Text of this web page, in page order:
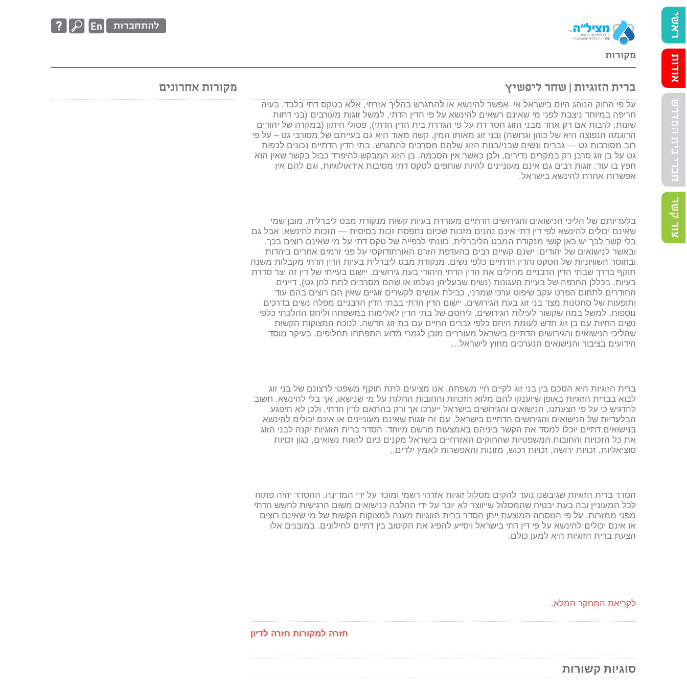
ראשי
אודות
חברי בית המדרש
צור קשר
להתחברות
מקורות
ברית הזוגיות | שחר ליפשיץ
על פי החוק הנוהג היום בישראל אי–אפשר להינשא או להתגרש בהליך אזרחי, אלא בטקס דתי בלבד. בעיה
חריפה במיוחד ניצבת לפני מי שאינם רשאים להינשא על פי הדין הדתי, למשל זוגות מעורבים (בני דתות
שונות, לרבות אם רק אחד מבני הזוג חסר דת על פי הגדרת בית הדין הדתי), פסולי חיתון (במקרה של יהודים
הדוגמה הנפוצה היא של כוהן וגרושה) ובני זוג מאותו המין. קשה מאוד היא גם בעייתם של מסורבי גט – על פי
רוב מסורבות גט — גברים ונשים שבני/בנות הזוג שלהם מסרבים להתגרש. בתי הדין הדתיים נכונים לכפות
גט על בן זוג סרבן רק במקרים נדירים, ולכן כאשר אין הסכמה, בן הזוג המבקש להיפרד כבול בקשר שאין הוא
חפץ בו עוד. זוגות רבים גם אינם מעוניינים להיות שותפים לטקס דתי מסיבות אידאולוגיות, וגם להם אין
אפשרות אחרת להינשא בישראל.
בלעדיותם של הליכי הנישואים והגירושים הדתיים מעוררת בעיות קשות מנקודת מבט ליברלית. מובן שמי
שאינם יכולים להינשא לפי דין דתי אינם נהנים מזכות שכיום נתפסת זכות בסיסית — הזכות להינשא. אבל גם
בלי קשר לכך יש כאן קושי מנקודת המבט הליברלית. כוונתי לכפייה של טקס דתי על מי שאינם רוצים בכך.
ובאשר לנישואים של יהודים: ישנם קשיים רבים בהעדפת הזרם האורתודוקסי על פני זרמים אחרים ביהדות
ובחוסר השוויוניות של הטקס והדין הדתיים כלפי נשים. מנקודת מבט ליברלית בעיות הדין הדתי מקבלות משנה
תוקף בדרך שבתי הדין הרבניים מחילים את הדין הדתי היהודי בעת גירושים. יישום בעייתי של דין זה יצר סדרת
בעיות, בכללן החרפה של בעיית העגונות (נשים שבעליהן נעלמו או שהם מסרבים לתת להן גט), דיינים
החודרים לתחום הפרט עקב שיפוט ערכי שמרני, כבילת אנשים לקשרים זוגיים שאין הם רוצים בהם עוד
ותופעות של סחטנות מצד בני זוג בעת הגירושים. יישום הדין הדתי בבתי הדין הרבניים מפלה נשים בדרכים
נוספות, למשל במה שקשור לעילֹות הגירושים, ליחסם של בתי הדין לאלימות במשפחה וליחס ההלכתי כלפי
נשים החיות עם בן זוג חדש לעומת היחס כלפי גברים החיים עם בת זוג חדשה. לנוכח המצוקות הקשות
שהליכי הנישואים והגירושים הדתיים בישראל מעוררים מובן לגמרי מדוע התפתחו תחליפים, בעיקר מוסד
הידועים בציבור והנישואים הנערכים מחוץ לישראל…
ברית הזוגיות היא הסכם בין בני זוג לקיים חיי משפחה. אנו מציעים לתת תוקף משפטי לרצונם של בני זוג
לבוא בברית הזוגיות באופן שיוענקו להם מלוא הזכויות והחובות החלות על מי שנישאו, אך בלי להינשא. חשוב
להדגיש כי על פי הצעתנו, הנישואים והגירושים בישראל ייערכו אך ורק בהתאם לדין הדתי, ולכן לא תיפגע
הבלעדיות של הנישואים והגירושים הדתיים בישראל. עם זה זוגות שאינם מעוניינים או אינם יכולים להינשא
בנישואים דתיים יוכלו למסד את הקשר ביניהם באמצעות מרשם מיוחד. הסדר ברית הזוגיות יקנה לבני הזוג
את כל הזכויות והחובות המשפטיות שהחוקים האזרחיים בישראל מקנים כיום לזוגות נשואים, כגון זכויות
סוציאליות, זכויות ירושה, זכויות רכוש, מזונות והאפשרות לאמץ ילדים..
הסדר ברית הזוגיות שגיבשנו נועד להקים מסלול זוגיות אזרחי רשמי ומוכר על ידי המדינה. ההסדר יהיה פתוח
לכל המעוניין ובה בעת יבטיח שהמסלול שייווצר לא יוכר על ידי ההלכה כנישואים משום הרגישות לחשש הדתי
מפני ממזרות. על פי הנוסחה המוצעת ייתן הסדר ברית הזוגיות מענה למצוקות הקשות של מי שאינם רוצים
או אינם יכולים להינשא על פי דין דתי בישראל ויסייע להפיג את הקיטוב בין דתיים לחילונים. במובנים אלו
הצעת ברית הזוגיות היא למען כולם.
לקריאת המחקר המלא.
חזרה למקורות חזרה לדיון
סוגיות קשורות
מקורות אחרונים